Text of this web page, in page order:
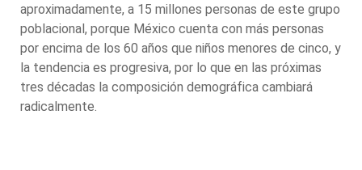
aproximadamente, a 15 millones personas de este grupo
poblacional, porque México cuenta con más personas
por encima de los 60 años que niños menores de cinco, y
la tendencia es progresiva, por lo que en las próximas
tres décadas la composición demográfica cambiará
radicalmente.